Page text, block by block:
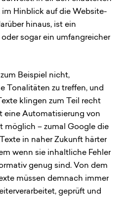
Hinblick auf die Website-
hinaus, ist ein
sogar ein umfangreicher
Beispiel nicht,
Tonalitäten zu treffen, und
klingen zum Teil recht
eine Automatisierung von
– zumal Google die
in naher Zukunft härter
wenn sie inhaltliche Fehler
genug sind. Von dem
müssen demnach immer
geprüft und